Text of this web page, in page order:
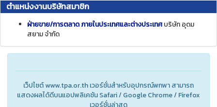
ตำแหน่งงานบริษัทสมาชิก
ฝ่ายขาย/การตลาด ภายในประเทศและต่างประเทศบริษัท อุดม
สยาม จํากัด
เว็ปไซต์ www.tpa.or.th เวอร์ชั่นสำหรับอุปกรณ์พกพา สามารถ
แสดงผลได้ดีบนแอปพลิเคชัน Safari / Google Chrome / Firefox